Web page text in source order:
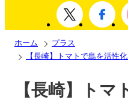
ホーム
プラス
【長崎】トマトで島を活性
【長崎】ト